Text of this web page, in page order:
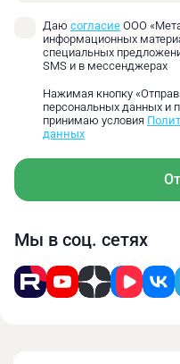
Даю согласие ООО
информационных
специальных
SMS и в мессенджерах
Нажимая кнопку
персональных данных и
принимаю условия
данных
Мы в соц. сетях